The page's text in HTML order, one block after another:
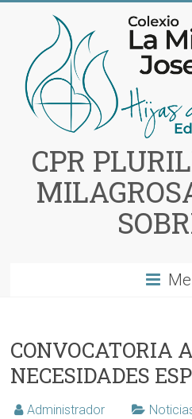
contenido
CPR
CONVOCATORIA
NECESIDADES
Administrador